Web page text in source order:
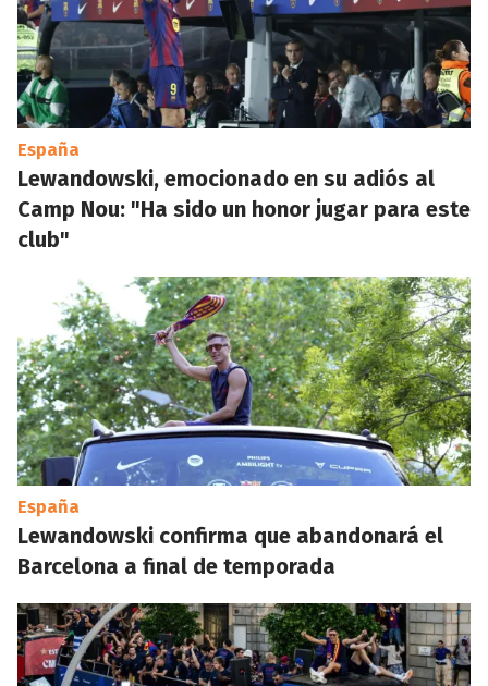
España
Lewandowski, emocionado en su adiós al
Camp Nou: "Ha sido un honor jugar para este
club"
España
Lewandowski confirma que abandonará el
Barcelona a final de temporada